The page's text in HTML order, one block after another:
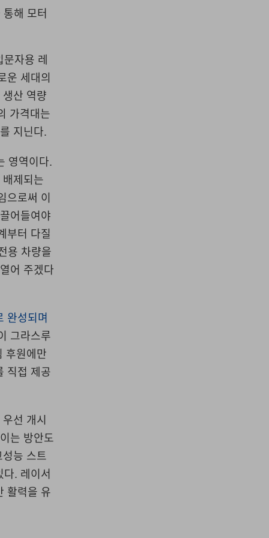
해 모터
문자용 레
운 세대의
산 역량
가격대는
지닌다.
영역이다.
제되는
으로써 이
어들여야
부터 다질
용 차량을
어 주겠다
완성되며
그라스루
후원에만
직접 제공
선 개시
는 방안도
능 스트
. 레이서
활력을 유